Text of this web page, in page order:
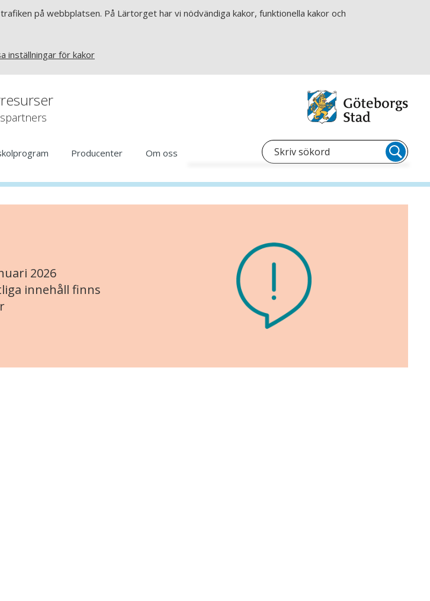
på webbplatsen. På Lärtorget har vi nödvändiga kakor, funktionella kakor och
inställningar för kakor
Producenter Om oss
2026
innehåll finns